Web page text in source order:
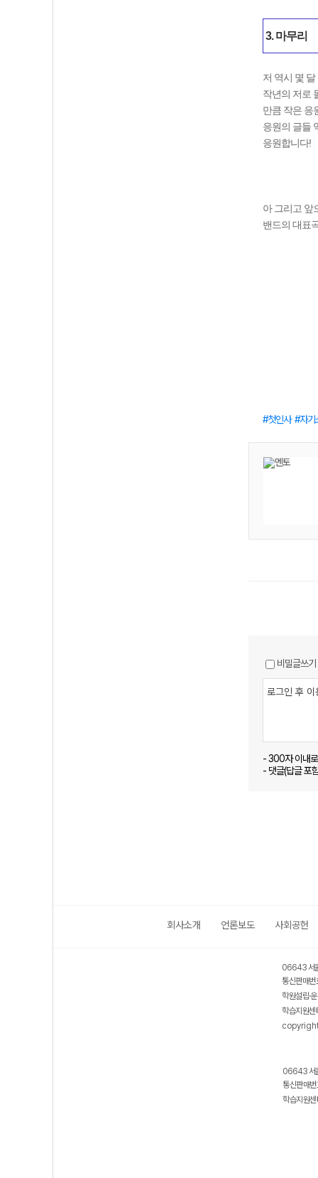
3. 마무리
저 역시 몇
작년의 저로
만큼 작은 응
응원의 글들
응원합니다!
아 그리고 앞
밴드의 대표
첫인사 자기
비밀글쓰기
- 300자 이내
- 댓글(답글 포
회사소개 언론보도 사회공헌
06643 서
통신판매
학원설립·
학습지원
06643 서
통신판매
학습지원